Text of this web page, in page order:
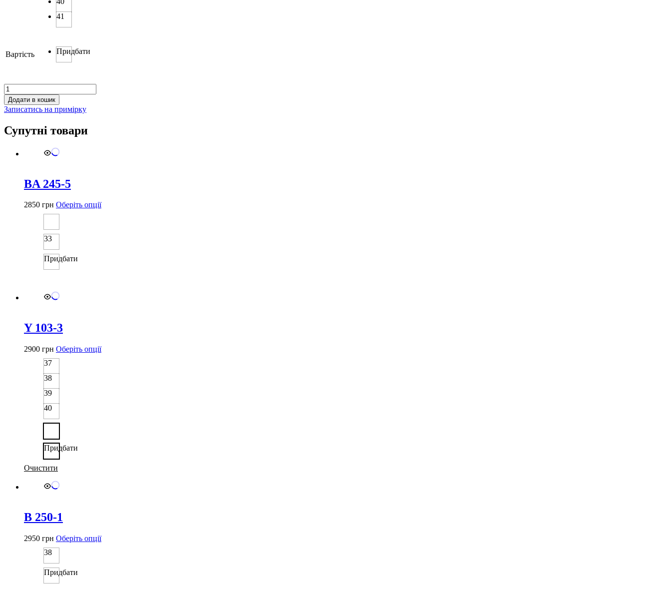
41
Вартість Придбати
QQ
51-
2
кількість
Додати в кошик
Записатись на примірку
Супутні товари
BA 245-5
2850 грн Оберіть опціїЦей
33
Придбати
Y 103-3
2900 грн Оберіть опціїЦей
37
38
39
40
Придбати
Очистити
B 250-1
2950 грн Оберіть опціїЦей
38
Придбати